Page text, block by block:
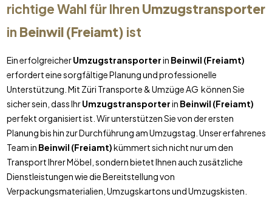
richtige Wahl für Ihren Umzugstransporter
in Beinwil (Freiamt) ist
Ein erfolgreicherUmzugstransporterin Beinwil (Freiamt)
erfordert eine sorgfältige Planung und professionelle
Unterstützung. Mit Züri Transporte & Umzüge AG können Sie
sicher sein, dass IhrUmzugstransporterin Beinwil (Freiamt)
perfekt organisiert ist. Wir unterstützen Sie von der ersten
Planung bis hin zur Durchführung am Umzugstag. Unser erfahrenes
Team in Beinwil (Freiamt)kümmert sich nicht nur um den
Transport Ihrer Möbel, sondern bietet Ihnen auch zusätzliche
Dienstleistungen wie die Bereitstellung von
Verpackungsmaterialien, Umzugskartons und Umzugskisten.